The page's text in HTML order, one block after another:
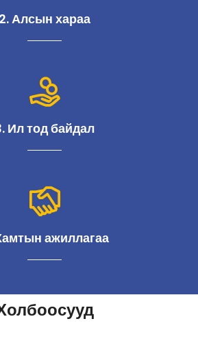
2. Алсын хараа
Ил тод байдал
ажиллагаа